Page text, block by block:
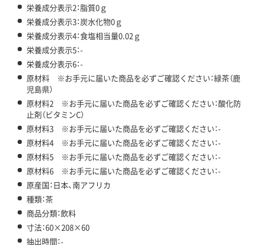
栄養成分表示2：脂質0ｇ
栄養成分表示3：炭水化物0ｇ
栄養成分表示4：食塩相当量0.02ｇ
栄養成分表示5：-
栄養成分表示6：-
原材料 ※お手元に届いた商品を必ずご確認ください：緑茶（鹿
児島県）
原材料2 ※お手元に届いた商品を必ずご確認ください：酸化防
止剤（ビタミンC）
原材料3 ※お手元に届いた商品を必ずご確認ください：-
原材料4 ※お手元に届いた商品を必ずご確認ください：-
原材料5 ※お手元に届いた商品を必ずご確認ください：-
原材料6 ※お手元に届いた商品を必ずご確認ください：-
原産国：日本、南アフリカ
種類：茶
商品分類：飲料
寸法：60×208×60
抽出時間：-